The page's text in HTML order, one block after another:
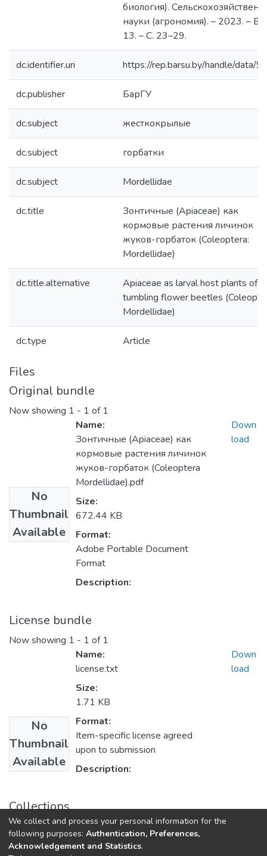
биология).
науки (агрономия). – 2023. –
13. – С. 23–29.
dc.identifier.uri https://rep.barsu.by/handle/data/
dc.publisher БарГУ
dc.subject жесткокрылые
dc.subject горбатки
dc.subject Mordellidae
dc.title
Зонтичные (Apiaceae) как
кормовые растения личинок
жуков-горбаток (Coleoptera:
Mordellidae)
dc.title.alternative
Apiaceae as larval host plants of
tumbling flower beetles
Mordellidae)
dc.type Article
Files
Original bundle
Now showing 1 - 1 of 1
No
Thumbnail
Available
Name:
Зонтичные (Apiaceae) как
кормовые растения личинок
жуков-горбаток (Coleoptera
Mordellidae).pdf
Size:
672.44 KB
Format:
Adobe Portable Document
Format
Description:
Down
load
License bundle
Now showing 1 - 1 of 1
No
Thumbnail
Available
Name:
license.txt
Size:
1.71 KB
Format:
Item-specific license agreed
upon to submission
Description:
Down
load
Collections
2023 год Выпуск 13.
We collect and process your personal information for the
following purposes: Authentication, Preferences,
Acknowledgement and Statistics.